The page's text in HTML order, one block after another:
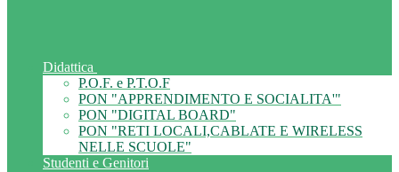
Didattica
P.O.F. e P.T.O.F
PON "APPRENDIMENTO E SOCIALITA'"
PON "DIGITAL BOARD"
PON "RETI LOCALI,CABLATE E WIRELESS
NELLE SCUOLE"
Studenti e Genitori